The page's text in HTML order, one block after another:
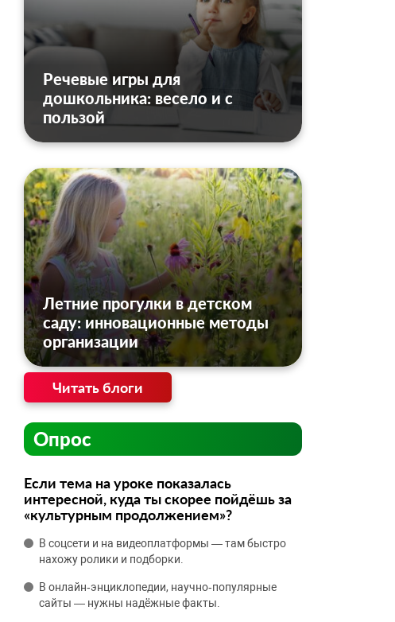
Речевые игры для
дошкольника: весело и с
пользой
Летние прогулки в детском
саду: инновационные методы
организации
Читать блоги
Опрос
Если тема на уроке показалась
интересной, куда ты скорее пойдёшь за
«культурным продолжением»?
В соцсети и на видеоплатформы — там быстро
нахожу ролики и подборки.
В онлайн‑энциклопедии, научно‑популярные
сайты — нужны надёжные факты.